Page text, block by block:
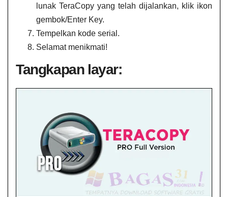
lunak TeraCopy yang telah dijalankan, klik ikon
gembok/Enter Key.
Tempelkan kode serial.
Selamat menikmati!
Tangkapan layar: